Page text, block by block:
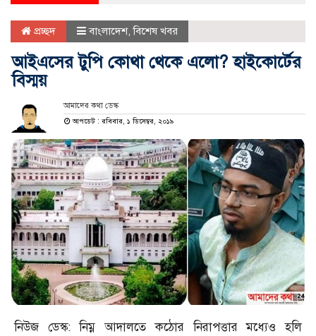
প্রচ্ছদ বাংলাদেশ,বিশেষ খবর
আইএসের টুপি কোথা থেকে এলো? হাইকোর্টের
বিস্ময়
আমাদের কথা ডেস্ক
আপডেট : রবিবার, ১ ডিসেম্বর, ২০১৯
নিউজ ডেস্ক: নিম্ন আদালতে কঠোর নিরাপত্তার মধ্যেও হলি